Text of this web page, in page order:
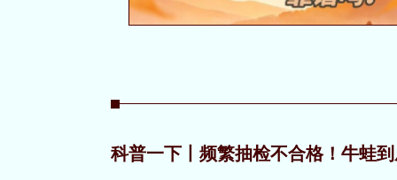
科普一下丨频繁抽检不合格！牛蛙